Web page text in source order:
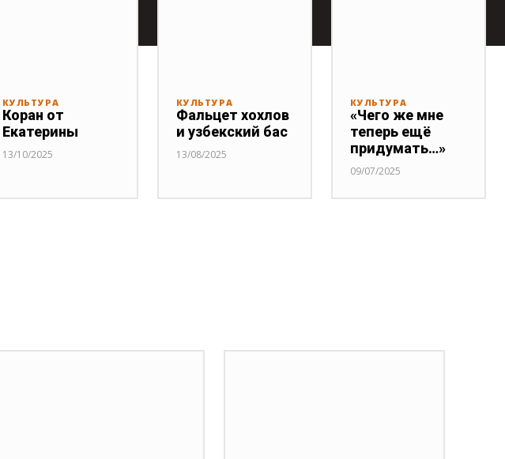
КУЛЬТУРА
Коран от
Екатерины
13/10/2025
КУЛЬТУРА
Фальцет хохлов
и узбекский бас
13/08/2025
КУЛЬТУРА
«Чего же мне
теперь ещё
придумать…»
09/07/2025